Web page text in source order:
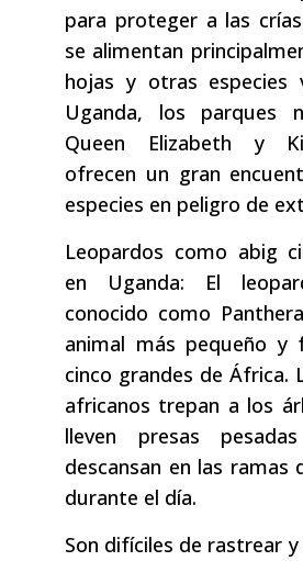
para proteger a las
se alimentan
hojas y otras especies
Uganda, los parques
Queen Elizabeth y
ofrecen un gran
especies en peligro de
Leopardos como abig
en Uganda: El
conocido como
animal más pequeño y
cinco grandes de África.
africanos trepan a los
lleven presas
descansan en las ramas
durante el día.
Son difíciles de rastrear y